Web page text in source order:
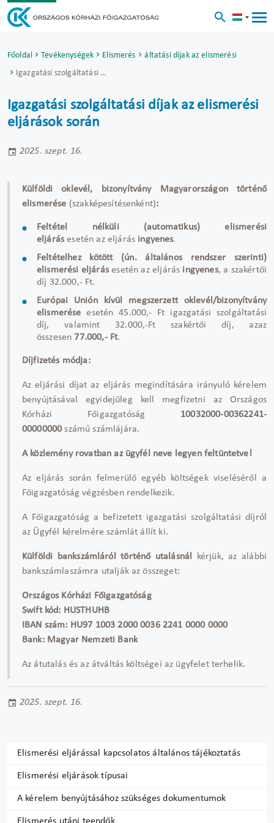
Főoldal Tevékenységek Elismerés
Igazgatási szolgáltatási díjak az elismerési eljárások
Igazgatási szolgáltatási díjak az elismerési eljárások során
Elismerési eljárással kapcsolatos általános tájékoztatás
Elismerési eljárások típusai
A kérelem benyújtásához szükséges dokumentumok
Igazgatási szolgáltatási díjak az elismerési
eljárások során
2025. szept. 16.
Külföldi oklevél, bizonyítvány Magyarországon történő
elismerése (szakképesítésenként):
Feltétel nélküli (automatikus) elismerési
eljárásesetén az eljárás ingyenes.
Feltételhez kötött (ún. általános rendszer szerinti)
elismerési eljárásesetén az eljárás ingyenes, a szakértői
díj 32.000,- Ft.
Európai Unión kívül megszerzett oklevél/bizonyítvány
elismeréseesetén 45.000,- Ft igazgatási szolgáltatási
díj, valamint 32.000,-Ft szakértői díj, azaz
összesen77.000,- Ft.
Díjfizetés módja:
Az eljárási díjat az eljárás megindítására irányuló kérelem
benyújtásával egyidejűleg kell megfizetni az Országos
Kórházi Főigazgatóság 10032000-00362241-
00000000számú számlájára.
A közlemény rovatban az ügyfél neve legyen feltüntetve!
Az eljárás során felmerülő egyéb költségek viseléséről a
Főigazgatóság végzésben rendelkezik.
A Főigazgatóság a befizetett igazgatási szolgáltatási díjról
az Ügyfél kérelmére számlát állít ki.
Külföldi bankszámláról történő utalásnál
kérjük, az alábbi
bankszámlaszámra utalják az összeget:
Országos Kórházi Főigazgatóság
Swift kód: HUSTHUHB
IBAN szám: HU97 1003 2000 0036 2241 0000 0000
Bank: Magyar Nemzeti Bank
Az átutalás és az átváltás költségei az ügyfelet terhelik.
2025. szept. 16.